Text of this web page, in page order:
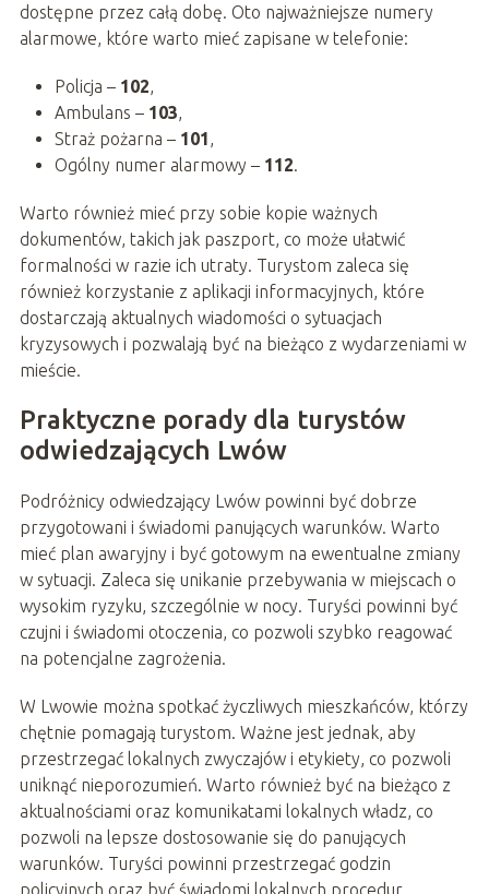
dostępne przez całą dobę. Oto najważniejsze numery
alarmowe, które warto mieć zapisane w telefonie:
Policja – 102,
Ambulans – 103,
Straż pożarna – 101,
Ogólny numer alarmowy – 112.
Warto również mieć przy sobie kopie ważnych
dokumentów, takich jak paszport, co może ułatwić
formalności w razie ich utraty. Turystom zaleca się
również korzystanie z aplikacji informacyjnych, które
dostarczają aktualnych wiadomości o sytuacjach
kryzysowych i pozwalają być na bieżąco z wydarzeniami w
mieście.
Praktyczne porady dla turystów
odwiedzających Lwów
Podróżnicy odwiedzający Lwów powinni być dobrze
przygotowani i świadomi panujących warunków. Warto
mieć plan awaryjny i być gotowym na ewentualne zmiany
w sytuacji. Zaleca się unikanie przebywania w miejscach o
wysokim ryzyku, szczególnie w nocy. Turyści powinni być
czujni i świadomi otoczenia, co pozwoli szybko reagować
na potencjalne zagrożenia.
W Lwowie można spotkać życzliwych mieszkańców, którzy
chętnie pomagają turystom. Ważne jest jednak, aby
przestrzegać lokalnych zwyczajów i etykiety, co pozwoli
uniknąć nieporozumień. Warto również być na bieżąco z
aktualnościami oraz komunikatami lokalnych władz, co
pozwoli na lepsze dostosowanie się do panujących
warunków. Turyści powinni przestrzegać godzin
policyjnych oraz być świadomi lokalnych procedur